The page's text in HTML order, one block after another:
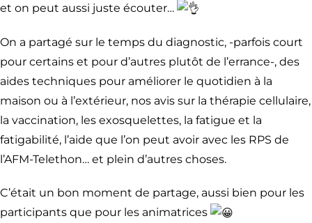
et on peut aussi juste écouter…
On a partagé sur le temps du diagnostic, -parfois court
pour certains et pour d’autres plutôt de l’errance-, des
aides techniques pour améliorer le quotidien à la
maison ou à l’extérieur, nos avis sur la thérapie cellulaire,
la vaccination, les exosquelettes, la fatigue et la
fatigabilité, l’aide que l’on peut avoir avec les RPS de
l’AFM-Telethon… et plein d’autres choses.
C’était un bon moment de partage, aussi bien pour les
participants que pour les animatrices